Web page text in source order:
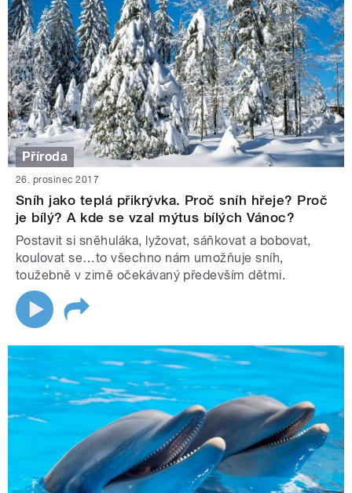
Příroda
26. prosinec 2017
Sníh jako teplá přikrývka. Proč sníh hřeje? Proč
je bílý? A kde se vzal mýtus bílých Vánoc?
Postavit si sněhuláka, lyžovat, sáňkovat a bobovat,
koulovat se…to všechno nám umožňuje sníh,
toužebně v zimě očekávaný především dětmi.